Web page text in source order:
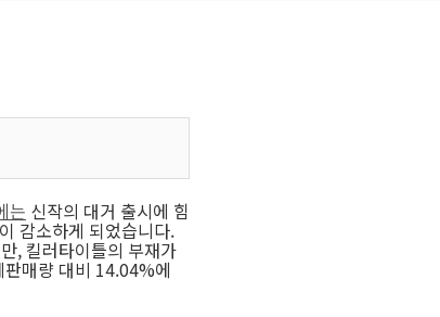
는 신작의 대거 출시에 힘
감소하게 되었습니다.
, 킬러타이틀의 부재가
매량 대비 14.04%에